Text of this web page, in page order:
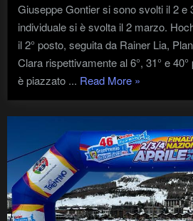
Giuseppe Gontier si sono svolti il 2 e
individuale si è svolta il 2 marzo.
il 2° posto, seguita da Rainer Lia,
Clara rispettivamente al 6°, 31° e
è piazzato ... Read More"CRITERIUM
Giuseppe
Gontier
–
Campionati
Italiani
U13/U15"
»